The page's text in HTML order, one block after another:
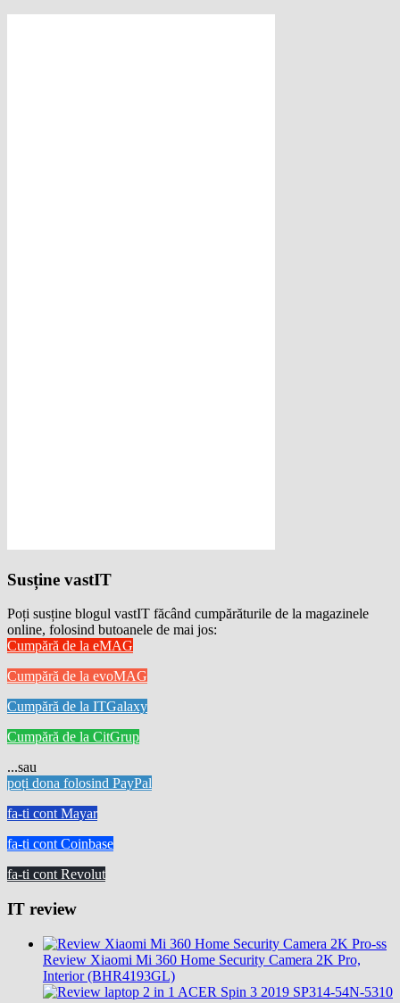
Susține vastIT
Poți susține blogul vastIT făcând cumpărăturile de la magazinele
online, folosind butoanele de mai jos:
Cumpără de la eMAG
Cumpără de la evoMAG
Cumpără de la ITGalaxy
Cumpără de la CitGrup
...sau
poți dona folosind PayPal
fa-ti cont Mayar
fa-ti cont Coinbase
fa-ti cont Revolut
IT review
Review Xiaomi Mi 360 Home Security Camera 2K Pro,
Interior (BHR4193GL)